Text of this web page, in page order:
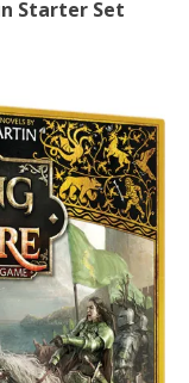
Starter Set